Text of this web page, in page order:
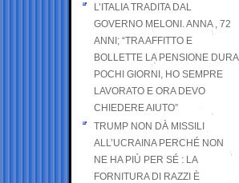
L’ITALIA TRADITA DAL
GOVERNO MELONI. ANNA , 72
ANNI; “TRA AFFITTO E
BOLLETTE LA PENSIONE DURA
POCHI GIORNI, HO SEMPRE
LAVORATO E ORA DEVO
CHIEDERE AIUTO”
TRUMP NON DÀ MISSILI
ALL’UCRAINA PERCHÉ NON
NE HA PIÙ PER SÉ : LA
FORNITURA DI RAZZI È